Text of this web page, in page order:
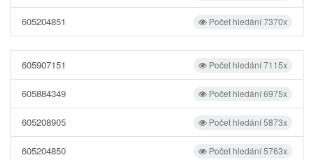
Počet hledání 7370x
605204851
Počet hledání 7115x
605907151
Počet hledání 6975x
605884349
Počet hledání 5873x
605208905
Počet hledání 5763x
605204850